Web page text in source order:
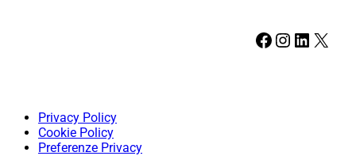
Facebook Instagram LinkedIn X
Privacy Policy
Cookie Policy
Preferenze Privacy